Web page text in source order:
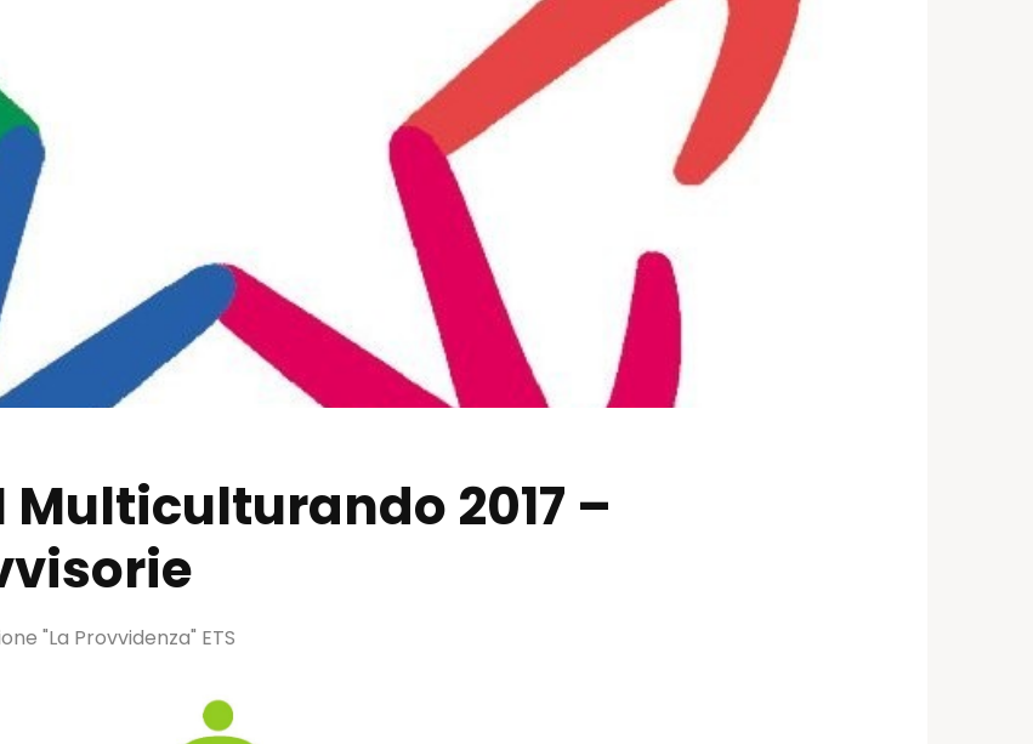
Multiculturando 2017 –
"La Provvidenza" ETS